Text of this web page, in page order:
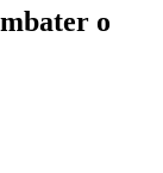
o